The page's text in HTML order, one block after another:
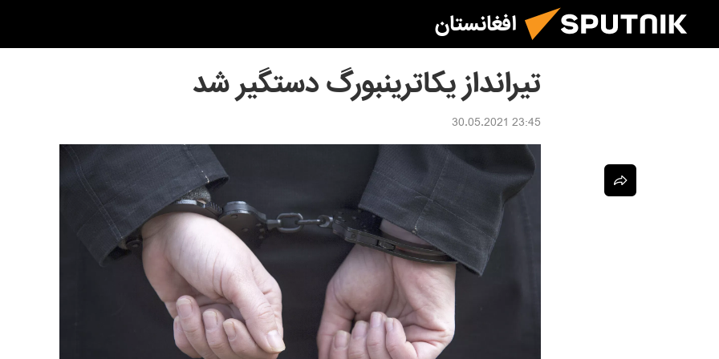
افغانستان
تیرانداز یکاترینبورگ دستگیر شد
23:45 30.05.2021